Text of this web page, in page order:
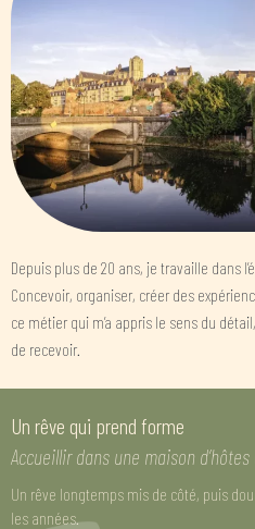
Depuis plus de 20 ans, je travaille dans
Concevoir, organiser, créer des
ce métier qui m’a appris le sens du
de recevoir.
Un rêve qui prend forme
Accueillir dans une maison d’hôtes
Un rêve longtemps mis de côté, puis
les années.